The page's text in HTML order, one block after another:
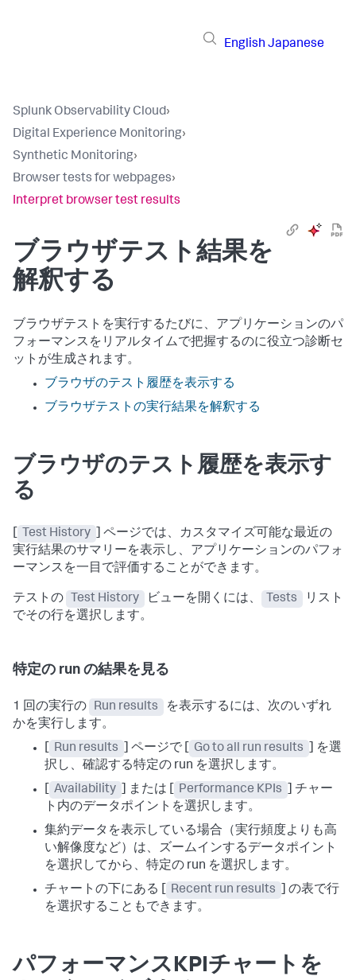
English Japanese
Splunk Observability Cloud›
Digital Experience Monitoring›
Synthetic Monitoring›
Browser tests for webpages›
Interpret browser test results
ブラウザテスト結果を
解釈する
ブラウザテストを実行するたびに、アプリケーションのパ
フォーマンスをリアルタイムで把握するのに役立つ診断セ
ットが生成されます。
ブラウザのテスト履歴を表示する
ブラウザテストの実行結果を解釈する
ブラウザのテスト履歴を表示す
る
Test History
] ページでは、カスタマイズ可能な最近の
実行結果のサマリーを表示し、アプリケーションのパフォ
ーマンスを一目で評価することができます。
テストの Test History ビューを開くには、 Tests
リスト
でその行を選択します。
特定の run の結果を見る
1 回の実行の Run results
を表示するには、次のいずれ
かを実行します。
Run results ] ページで [ Go to all run results
] を選
択し、確認する特定の run を選択します。
Availability ] または [ Performance KPIs
] チャー
ト内のデータポイントを選択します。
集約データを表示している場合（実行頻度よりも高
い解像度など）は、ズームインするデータポイント
を選択してから、特定の run を選択します。
チャートの下にある [
Recent run results
] の表で行
を選択することもできます。
パフォーマンスKPIチャートを